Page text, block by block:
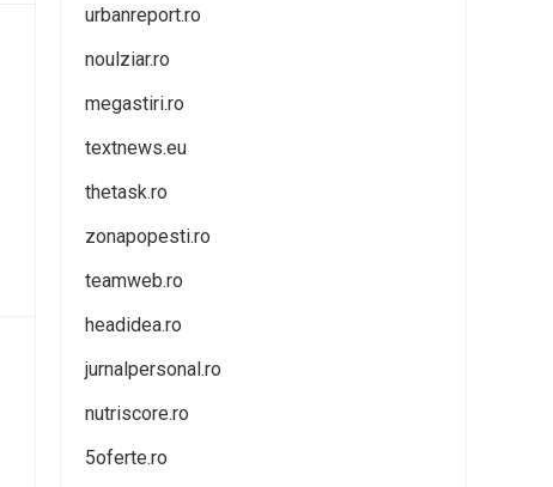
urbanreport.ro
noulziar.ro
megastiri.ro
textnews.eu
thetask.ro
zonapopesti.ro
teamweb.ro
headidea.ro
jurnalpersonal.ro
nutriscore.ro
5oferte.ro